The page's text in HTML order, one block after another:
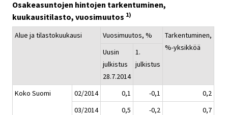
Osakeasuntojen hintojen tarkentuminen,
kuukausitilasto, vuosimuutos 1)
Alue ja tilastokuukausi Vuosimuutos, %
Tarkentuminen,
%-yksikköä
Uusin
julkistus
28.7.2014
1.
julkistus
Koko Suomi 02/2014 0,1 -0,1
0,2
03/2014
0,5 -0,2
0,7